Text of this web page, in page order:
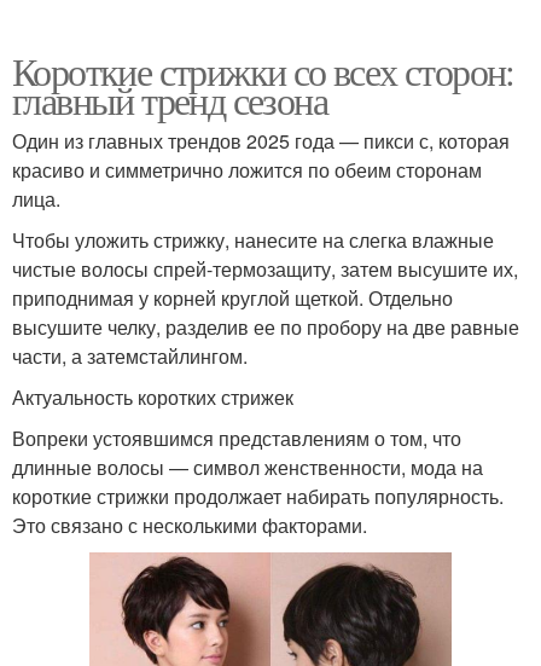
Короткие стрижки со всех сторон:
главный тренд сезона
Один из главных трендов 2025 года — пикси с, которая
красиво и симметрично ложится по обеим сторонам
лица.
Чтобы уложить стрижку, нанесите на слегка влажные
чистые волосы спрей-термозащиту, затем высушите их,
приподнимая у корней круглой щеткой. Отдельно
высушите челку, разделив ее по пробору на две равные
части, а затемстайлингом.
Актуальность коротких стрижек
Вопреки устоявшимся представлениям о том, что
длинные волосы — символ женственности, мода на
короткие стрижки продолжает набирать популярность.
Это связано с несколькими факторами.